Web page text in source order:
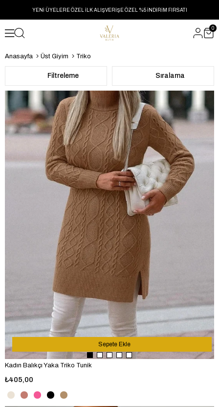
YENİ ÜYELERE ÖZEL İLK ALIŞVERİŞE ÖZEL %5 İNDİRİM FIRSATI
0
Anasayfa Üst Giyim Triko
Filtreleme Sıralama
Kadın Balıkçı Yaka Triko Tunik
₺405,00
Sepete Ekle